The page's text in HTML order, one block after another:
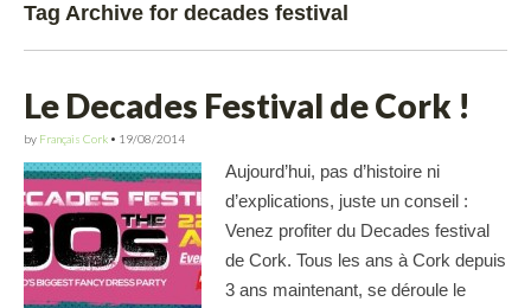
Tag Archive for decades festival
Le Decades Festival de Cork !
by Français Cork • 19/08/2014
Aujourd’hui, pas d’histoire ni
d’explications, juste un conseil :
Venez profiter du Decades festival
de Cork. Tous les ans à Cork depuis
3 ans maintenant, se déroule le